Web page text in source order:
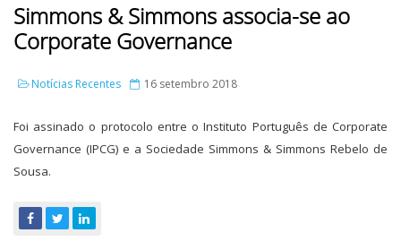
Simmons & Simmons associa-se ao
Corporate Governance
Notícias Recentes 16 setembro 2018
Foi assinado o protocolo entre o Instituto Português de Corporate
Governance (IPCG) e a Sociedade Simmons & Simmons Rebelo de
Sousa.